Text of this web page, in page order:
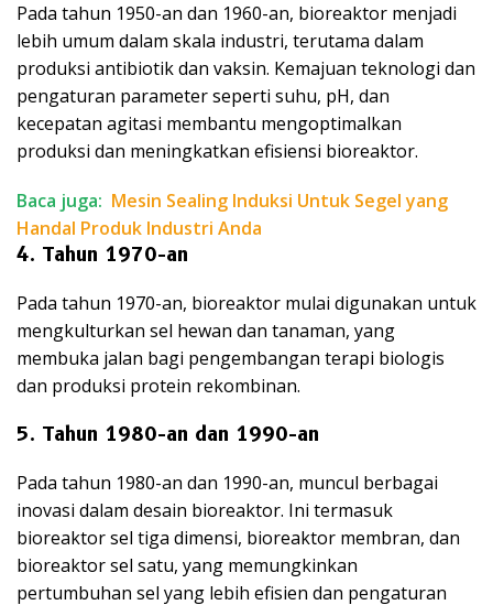
Pada tahun 1950-an dan 1960-an, bioreaktor menjadi
lebih umum dalam skala industri, terutama dalam
produksi antibiotik dan vaksin. Kemajuan teknologi dan
pengaturan parameter seperti suhu, pH, dan
kecepatan agitasi membantu mengoptimalkan
produksi dan meningkatkan efisiensi bioreaktor.
Baca juga: Mesin Sealing Induksi Untuk Segel yang
Handal Produk Industri Anda
4. Tahun 1970-an
Pada tahun 1970-an, bioreaktor mulai digunakan untuk
mengkulturkan sel hewan dan tanaman, yang
membuka jalan bagi pengembangan terapi biologis
dan produksi protein rekombinan.
5. Tahun 1980-an dan 1990-an
Pada tahun 1980-an dan 1990-an, muncul berbagai
inovasi dalam desain bioreaktor. Ini termasuk
bioreaktor sel tiga dimensi, bioreaktor membran, dan
bioreaktor sel satu, yang memungkinkan
pertumbuhan sel yang lebih efisien dan pengaturan